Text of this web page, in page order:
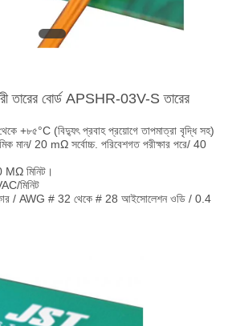
তারের বোর্ড APSHR-03V-S তারের
+৮৫°C (বিদ্যুৎ প্রবাহ প্রয়োগে তাপমাত্রা বৃদ্ধি সহ)
মান/ 20 mΩ সর্বোচ্চ. পরিবেশগত পরীক্ষার পরে/ 40
MΩ মিনিট।
মিনিট
আকার / AWG # 32 থেকে # 28 আইসোলেশন ওডি / 0.4